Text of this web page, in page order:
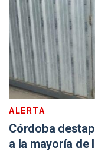
ALERTA
Córdoba
a la mayoría